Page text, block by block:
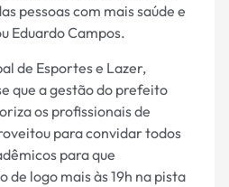
pessoas com mais saúde e
Eduardo Campos.
de Esportes e Lazer,
que a gestão do prefeito
os profissionais de
para convidar todos
para que
de logo mais às 19h na pista